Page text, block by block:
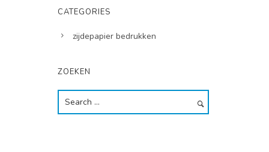
CATEGORIES
zijdepapier bedrukken
ZOEKEN